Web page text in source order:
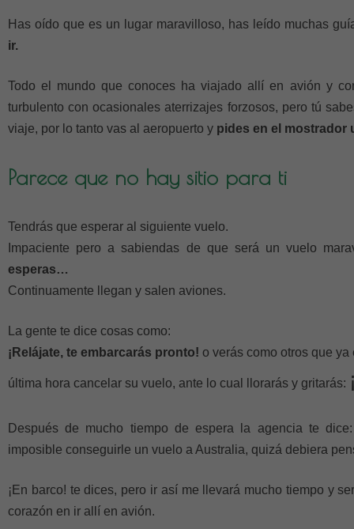
Has oído que es un lugar maravilloso, has leído muchas
ir.
Todo el mundo que conoces ha viajado allí en avión y
turbulento con ocasionales aterrizajes forzosos, pero tú
viaje, por lo tanto vas al aeropuerto y pides en el mostrador
Parece que no hay sitio para ti
Tendrás que esperar al siguiente vuelo.
Impaciente pero a sabiendas de que será un vuelo
esperas…
Continuamente llegan y salen aviones.
La gente te dice cosas como:
¡Relájate, te embarcarás pronto! o verás como otros que
última hora cancelar su vuelo, ante lo cual llorarás y gritarás:
Después de mucho tiempo de espera la agencia te
imposible conseguirle un vuelo a Australia, quizá debiera
¡En barco! te dices, pero ir así me llevará mucho tiempo y
corazón en ir allí en avión.